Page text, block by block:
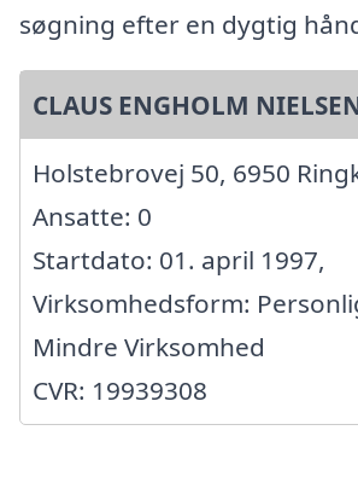
søgning efter en dygtig
CLAUS ENGHOLM
Holstebrovej 50, 6950
Ansatte: 0
Startdato: 01. april 1997,
Virksomhedsform:
Mindre Virksomhed
CVR: 19939308